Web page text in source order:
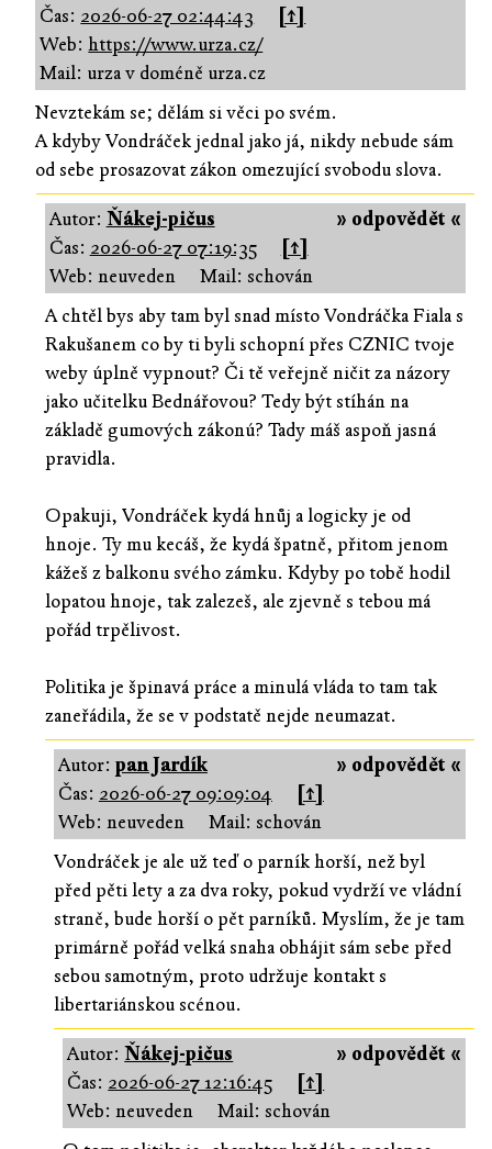
Čas: 2026-06-27 02:44:43
[↑]
Web:https://www.urza.cz/
Mail: urza v doméně urza.cz
Nevztekám se; dělám si věci po svém.
A kdyby Vondráček jednal jako já, nikdy nebude sám
od sebe prosazovat zákon omezující svobodu slova.
» odpovědět «
Autor: Ňákej-pičus
Čas: 2026-06-27 07:19:35
[↑]
Web: neuveden
Mail: schován
A chtěl bys aby tam byl snad místo Vondráčka Fiala s
Rakušanem co by ti byli schopní přes CZNIC tvoje
weby úplně vypnout? Či tě veřejně ničit za názory
jako učitelku Bednářovou? Tedy být stíhán na
základě gumových zákonú? Tady máš aspoň jasná
pravidla.
Opakuji, Vondráček kydá hnůj a logicky je od
hnoje. Ty mu kecáš, že kydá špatně, přitom jenom
kážeš z balkonu svého zámku. Kdyby po tobě hodil
lopatou hnoje, tak zalezeš, ale zjevně s tebou má
pořád trpělivost.
Politika je špinavá práce a minulá vláda to tam tak
zaneřádila, že se v podstatě nejde neumazat.
» odpovědět «
Autor: pan Jardík
Čas: 2026-06-27 09:09:04
[↑]
Web: neuveden
Mail: schován
Vondráček je ale už teď o parník horší, než byl
před pěti lety a za dva roky, pokud vydrží ve vládní
straně, bude horší o pět parníků. Myslím, že je tam
primárně pořád velká snaha obhájit sám sebe před
sebou samotným, proto udržuje kontakt s
libertariánskou scénou.
» odpovědět «
Autor:Ňákej-pičus
Čas: 2026-06-27 12:16:45
[↑]
Web: neuveden
Mail: schován